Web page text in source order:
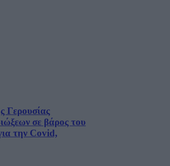
Γερουσίας
σε βάρος του
την Covid,